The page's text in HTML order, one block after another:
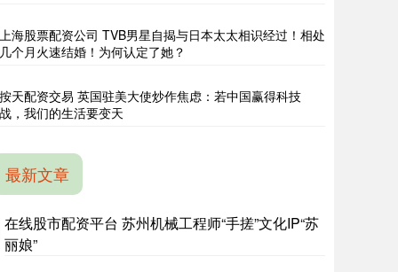
上海股票配资公司 TVB男星自揭与日本太太相识经过！相处
几个月火速结婚！为何认定了她？
按天配资交易 英国驻美大使炒作焦虑：若中国赢得科技
战，我们的生活要变天
最新文章
在线股市配资平台 苏州机械工程师“手搓”文化IP“苏
丽娘”